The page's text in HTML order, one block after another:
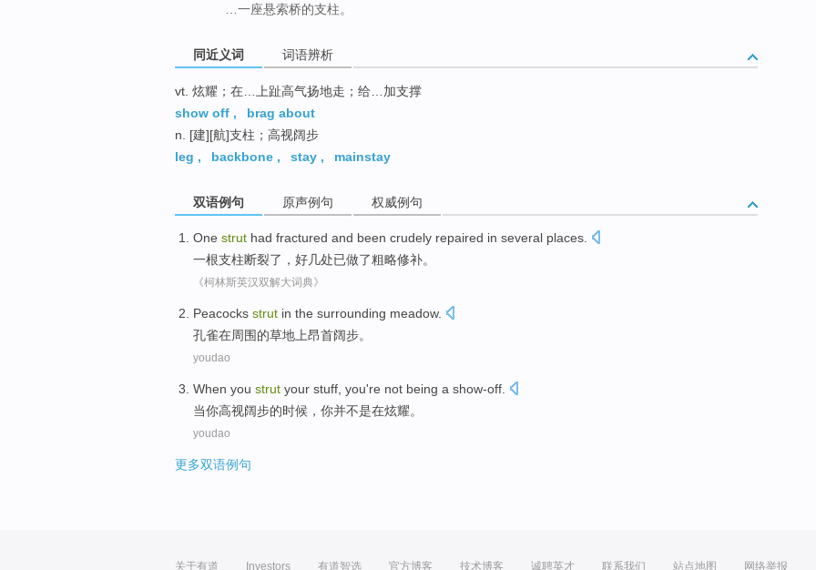
…一座悬索桥的支柱。
同近义词 词语辨析
vt. 炫耀；在…上趾高气扬地走；给…加支撑
show off ,
brag about
n. [建][航]支柱；高视阔步
leg , backbone , stay , mainstay
双语例句 原声例句 权威例句
One strut had fractured and been crudely repaired in several places.
一根支柱断裂了， 好几处已做了粗略修补。
《柯林斯英汉双解大词典》
Peacocks strut in the surrounding meadow.
孔雀在周围的草地上昂首阔步。
youdao
When you strut your stuff, you're not being a show-off
当你高视阔步的时候，你并不是在炫耀。
youdao
更多双语例句
关于有道 Investors 有道智选 官方博客 技术博客 诚聘英才 联系我们 站点地图 网络举报